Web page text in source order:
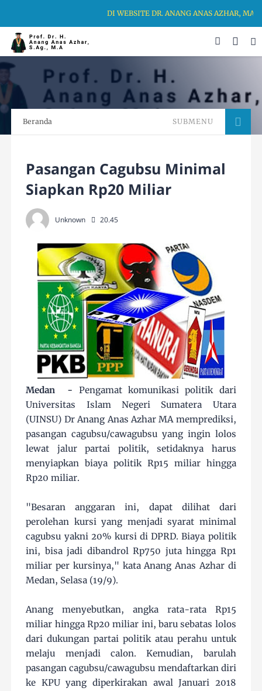
DI WEBSITE DR. ANANG ANAS AZHAR, MA,
Beranda SUBMENU
Pasangan Cagubsu Minimal
Siapkan Rp20 Miliar
Unknown 20.45
Medan - Pengamat komunikasi politik dari
Universitas Islam Negeri Sumatera Utara
(UINSU) Dr Anang Anas Azhar MA memprediksi,
pasangan cagubsu/cawagubsu yang ingin lolos
lewat jalur partai politik, setidaknya harus
menyiapkan biaya politik Rp15 miliar hingga
Rp20 miliar.
"Besaran anggaran ini, dapat dilihat dari
perolehan kursi yang menjadi syarat minimal
cagubsu yakni 20% kursi di DPRD. Biaya politik
ini, bisa jadi dibandrol Rp750 juta hingga Rp1
miliar per kursinya," kata Anang Anas Azhar di
Medan, Selasa (19/9).
Anang menyebutkan, angka rata-rata Rp15
miliar hingga Rp20 miliar ini, baru sebatas lolos
dari dukungan partai politik atau perahu untuk
melaju menjadi calon. Kemudian, barulah
pasangan cagubsu/cawagubsu mendaftarkan diri
ke KPU yang diperkirakan awal Januari 2018